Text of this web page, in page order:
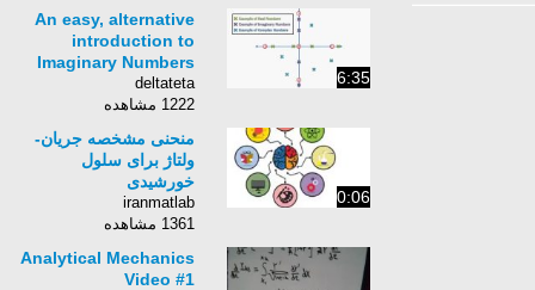
6:35
An easy, alternative
introduction to
Imaginary Numbers
deltateta
1222 مشاهده
0:06
منحنی مشخصه جریان-
ولتاژ برای سلول
خورشیدی
iranmatlab
1361 مشاهده
Analytical Mechanics
Video #1